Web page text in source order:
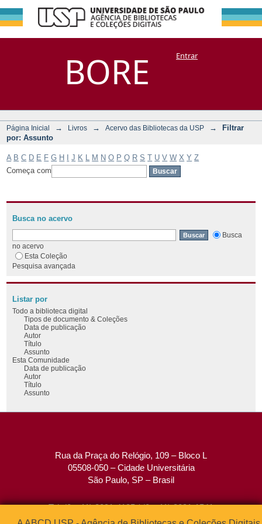
BORE
Filtrar por:
Assunto
DSpace/Manakin + CoriscoEntrar
Página Inicial → Livros → Acervo das Bibliotecas da USP →
Filtrar
por: Assunto
A B C D E F G H J K M N O P Q R S T U V W X Y Z
Começa com
Busca no acervo
Busca
no acervo
Esta Coleção
Pesquisa avançada
Listar por
Todo a biblioteca digital
Tipos de documento & Coleções
Data de publicação
Autor
Título
Assunto
Esta Comunidade
Data de publicação
Autor
Título
Assunto
Rua da Praça do Relógio, 109 – Bloco L
05508-050 – Cidade Universitária
São Paulo, SP – Brasil
Tel: (0xx11) 3091-4195 / (0xx11) 3091-1541
Fax: (0xx11) 3091-1567